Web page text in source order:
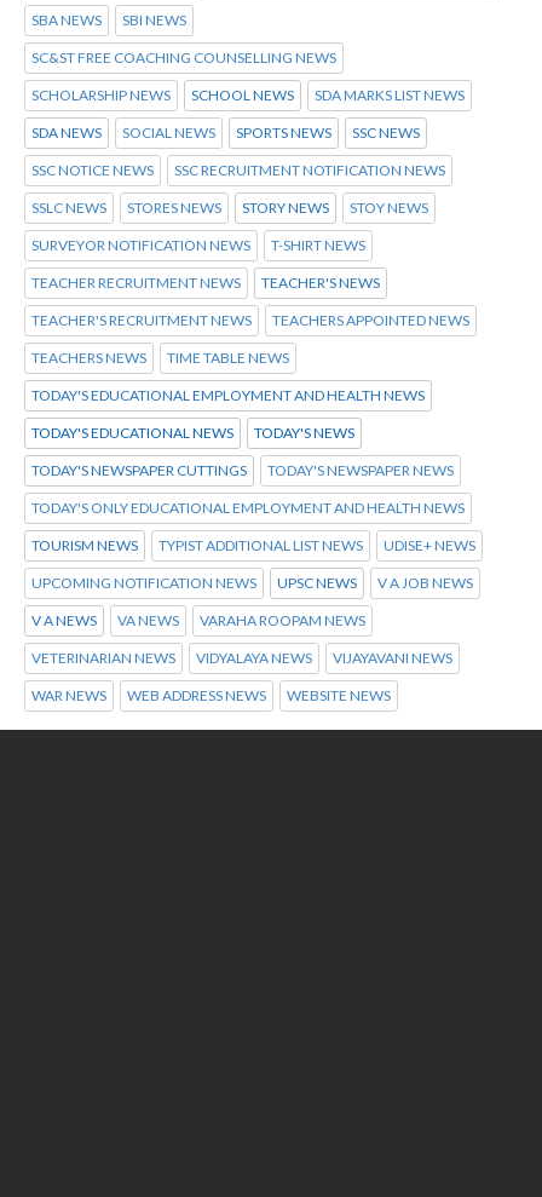
SBA NEWS SBI NEWS
SC&ST FREE COACHING COUNSELLING NEWS
SCHOLARSHIP NEWS SCHOOL NEWS SDA MARKS LIST NEWS
SDA NEWS SOCIAL NEWS SPORTS NEWS SSC NEWS
SSC NOTICE NEWS SSC RECRUITMENT NOTIFICATION NEWS
SSLC NEWS STORES NEWS STORY NEWS STOY NEWS
SURVEYOR NOTIFICATION NEWS T-SHIRT NEWS
TEACHER RECRUITMENT NEWS TEACHER'S NEWS
TEACHER'S RECRUITMENT NEWS TEACHERS APPOINTED NEWS
TEACHERS NEWS TIME TABLE NEWS
TODAY'S EDUCATIONAL EMPLOYMENT AND HEALTH NEWS
TODAY'S EDUCATIONAL NEWS TODAY'S NEWS
TODAY'S NEWSPAPER CUTTINGS TODAY'S NEWSPAPER NEWS
TODAY'S ONLY EDUCATIONAL EMPLOYMENT AND HEALTH NEWS
TOURISM NEWS TYPIST ADDITIONAL LIST NEWS UDISE+ NEWS
UPCOMING NOTIFICATION NEWS UPSC NEWS V A JOB NEWS
V A NEWS VA NEWS VARAHA ROOPAM NEWS
VETERINARIAN NEWS VIDYALAYA NEWS VIJAYAVANI NEWS
WAR NEWS WEB ADDRESS NEWS WEBSITE NEWS